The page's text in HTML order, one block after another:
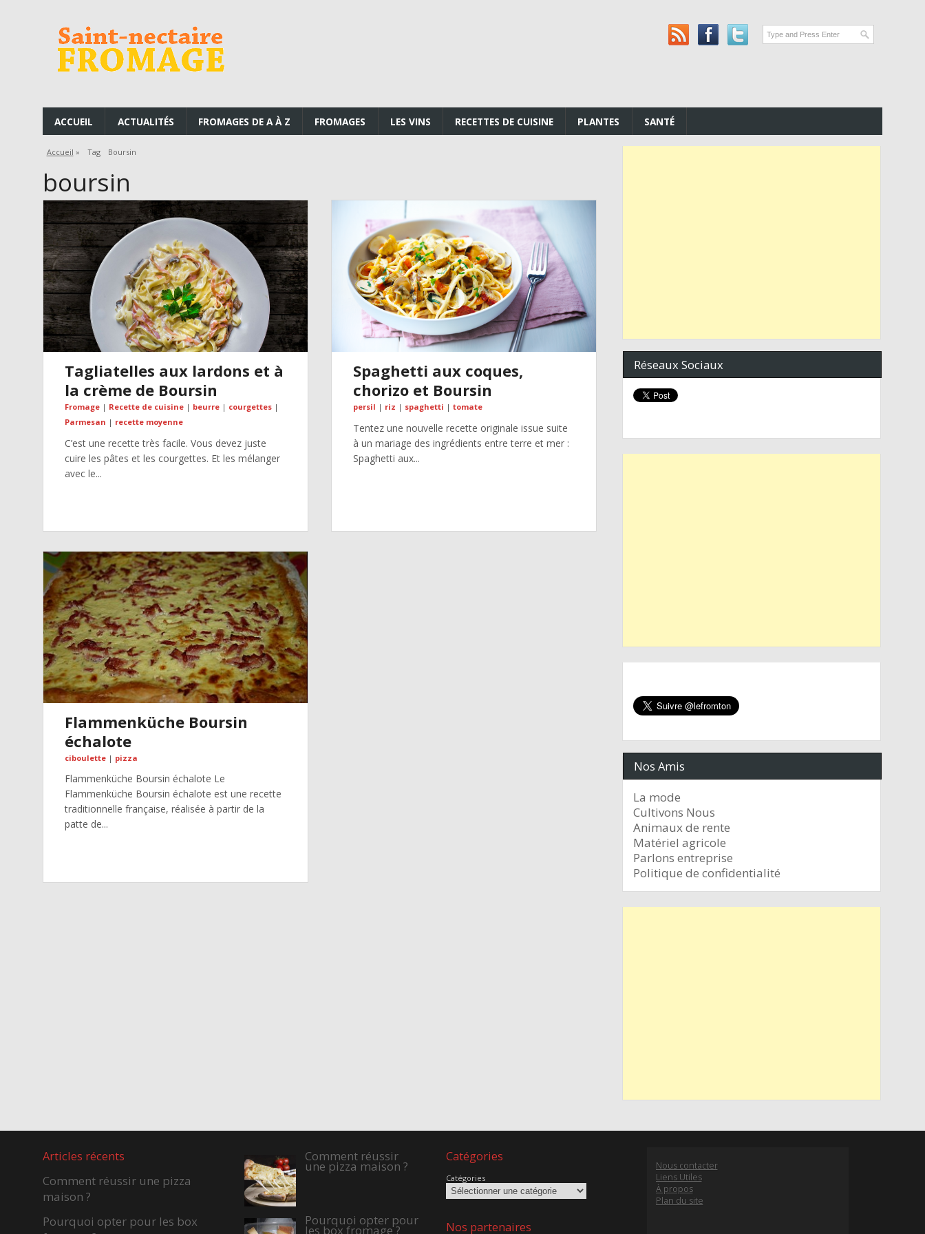
ACCUEIL ACTUALITÉS FROMAGES DE A À Z FROMAGES LES VINS RECETTES DE CUISINE PLANTES SANTÉ
Accueil » Tag Boursin
boursin
Tagliatelles aux lardons et à
la crème de Boursin
Fromage| Recette de cuisine| beurre| courgettes|
Parmesan | recette moyenne
C’est une recette très facile. Vous devez juste
cuire les pâtes et les courgettes. Et les mélanger
avec le...
Spaghetti aux coques,
chorizo et Boursin
persil | riz | spaghetti | tomate
Tentez une nouvelle recette originale issue suite
à un mariage des ingrédients entre terre et mer :
Spaghetti aux...
Flammenküche Boursin
échalote
ciboulette| pizza
Flammenküche Boursin échalote Le
Flammenküche Boursin échalote est une recette
traditionnelle française, réalisée à partir de la
patte de...
Réseaux Sociaux
Nos Amis
La mode
Cultivons Nous
Animaux de rente
Matériel agricole
Parlons entreprise
Politique de confidentialité
Articles récents
Comment réussir une pizza
maison ?
Pourquoi opter pour les box
Comment réussir
une pizza maison ?
Pourquoi opter pour
les box fromage ?
Catégories
Catégories
Nos partenaires
Nous contacter
Liens Utiles
À propos
Plan du site